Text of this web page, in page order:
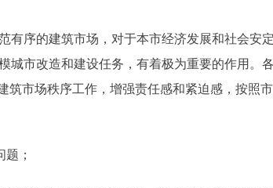
序的建筑市场，对于本市经济发展和社会安
城市改造和建设任务，有着极为重要的作用。
筑市场秩序工作，增强责任感和紧迫感，按照
；